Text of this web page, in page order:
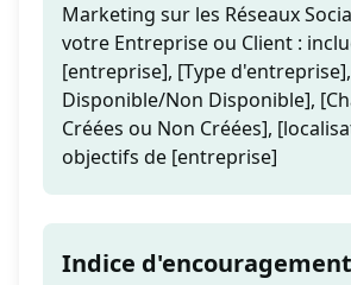
Marketing sur les Réseaux
votre Entreprise ou Client :
[entreprise], [Type
Disponible/Non Disponible],
Créées ou Non Créées],
objectifs de [entreprise]
Indice d'encouragement